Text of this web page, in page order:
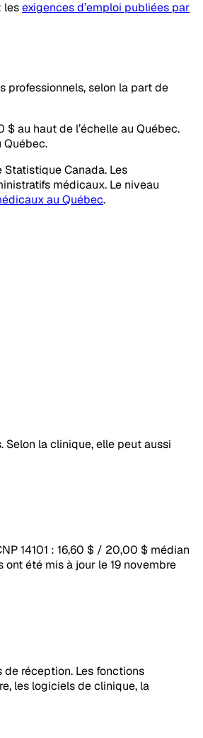
lesexigences d’emploi publiées par
professionnels, selon la part de
au haut de l’échelle au Québec.
Québec.
Canada. Les
médicaux. Le niveau
au Québec.
la clinique, elle peut aussi
14101 : 16,60 $ / 20,00 $ médian
été mis à jour le 19 novembre
de réception. Les fonctions
les logiciels de clinique, la